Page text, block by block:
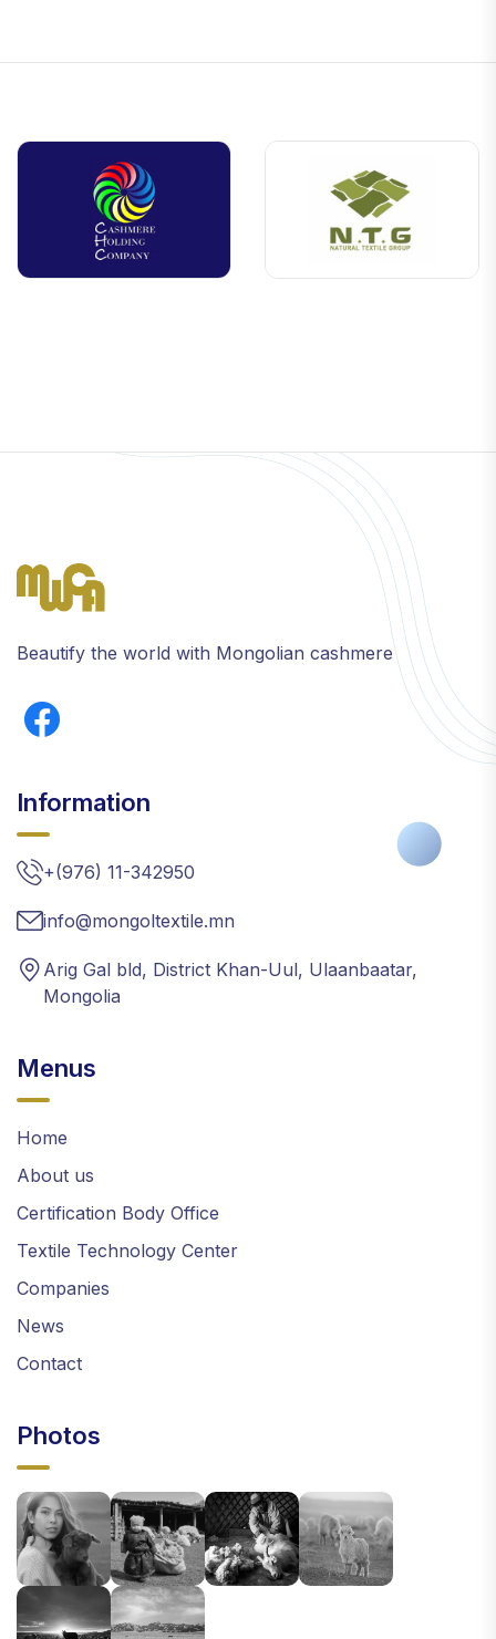
Beautify the world with Mongolian cashmere
Information
+(976) 11-342950
info@mongoltextile.mn
Arig Gal bld, District Khan-Uul, Ulaanbaatar,
Mongolia
Menus
Home
About us
Certification Body Office
Textile Technology Center
Companies
News
Contact
Photos